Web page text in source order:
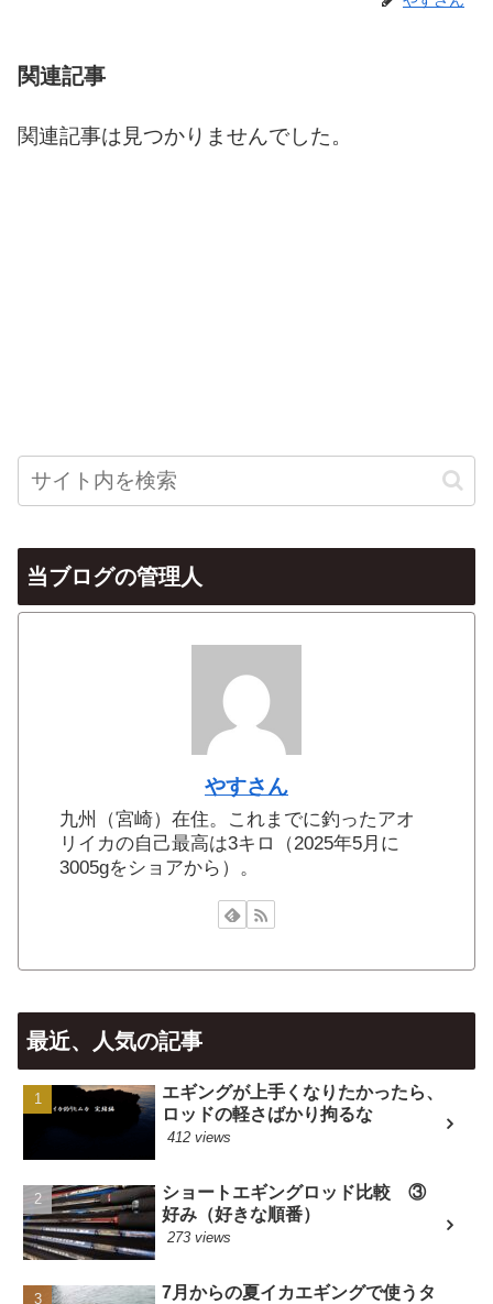
関連記事
関連記事は見つかりませんでした。
当ブログの管理人
やすさん
九州（宮崎）在住。これまでに釣ったアオ
リイカの自己最高は3キロ（2025年5月に
3005gをショアから）。
最近、人気の記事
エギングが上手くなりたかったら、
ロッドの軽さばかり拘るな
412 views
ショートエギングロッド比較 ③
好み（好きな順番）
273 views
7月からの夏イカエギングで使うタ